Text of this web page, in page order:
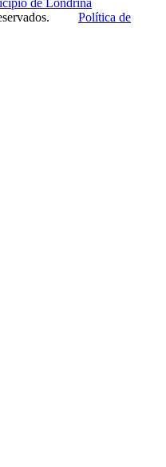
reservados. Política de